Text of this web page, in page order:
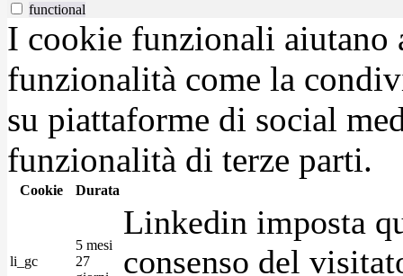
functional
I cookie funzionali aiutano
funzionalità come la
su piattaforme di social
funzionalità di terze parti.
Cookie Durata
li_gc
5 mesi
27
Linkedin imposta
consenso del